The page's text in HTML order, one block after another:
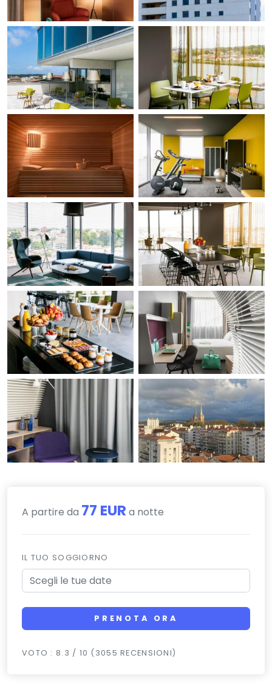
A partire da 77 EUR a notte
IL TUO SOGGIORNO
PRENOTA ORA
VOTO : 8.3 / 10 (3055 RECENSIONI)